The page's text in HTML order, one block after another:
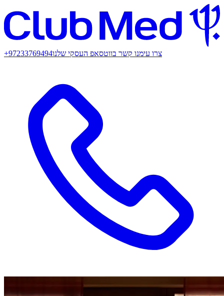
+97233769494צרו עימנו קשר בווטסאפ העסקי שלנו